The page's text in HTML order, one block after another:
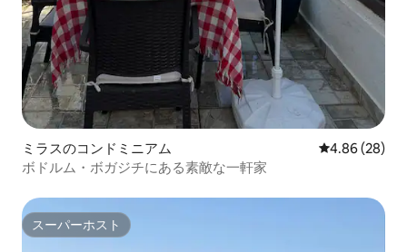
ミラスのコンドミニアム レビュー28
4.86 (28)
ボドルム・ボガジチにある素敵な一軒家
スーパーホスト
スーパーホスト